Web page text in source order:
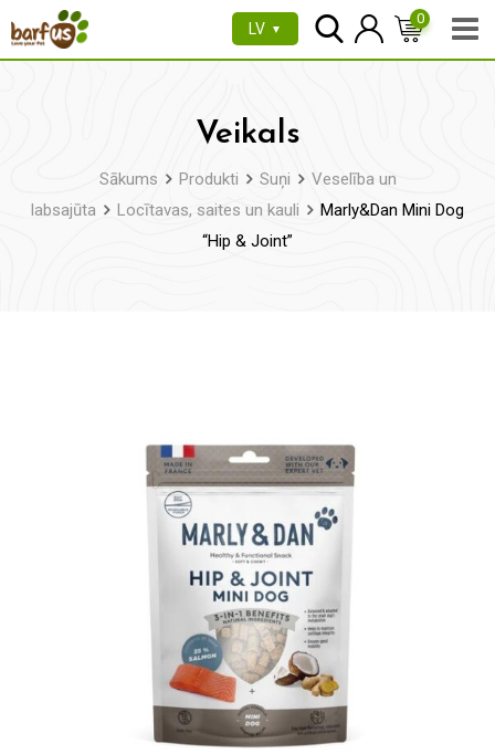
uz
LV ▼
0
Veikals
Sākums Produkti Suņi
Veselība un
labsajūta
Locītavas, saites un kauli
Marly&Dan Mini Dog
“Hip & Joint”